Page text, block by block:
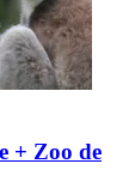
+ Zoo de